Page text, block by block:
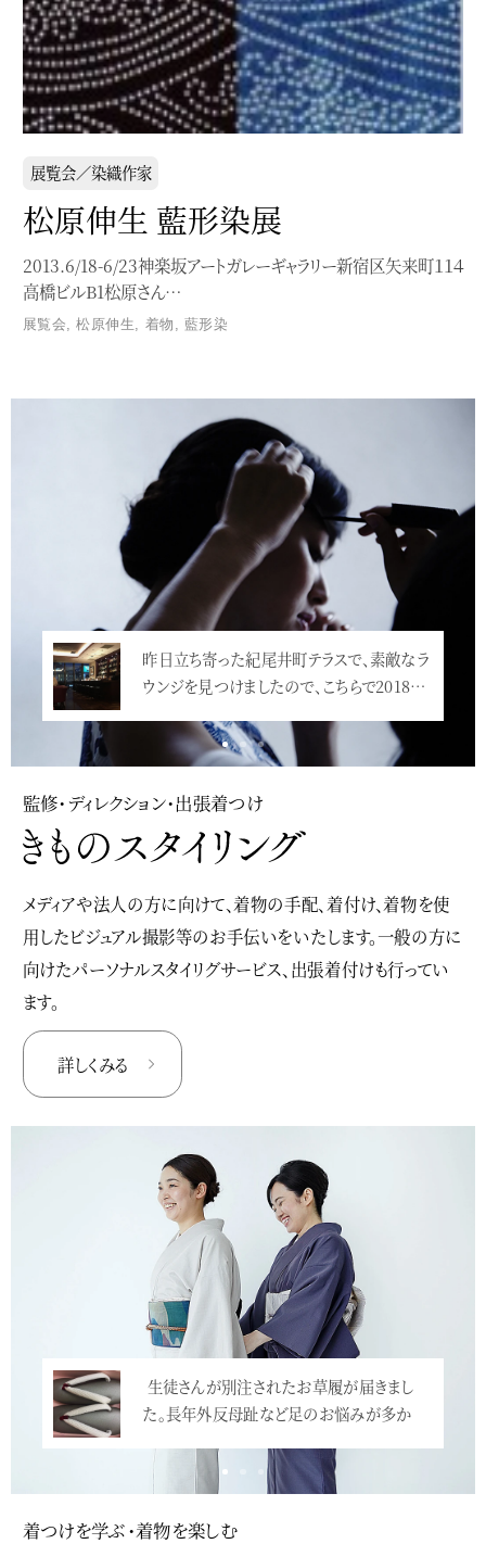
展覧会／染織作家
松原伸生 藍形染展
2013.6/18-6/23神楽坂アートガレーギャラリー新宿区矢来町１１４
高橋ビルB1松原さん…
展覧会 ,松原伸生 着物 藍形染
Service
監修・ディレクション・出張着つけ
メディアや法人の方に向けて、着物の手配、着付け、着物を使
用したビジュアル撮影等のお手伝いをいたします。一般の方に
向けたパーソナルスタイリグサービス、出張着付けも行ってい
ます。
詳しくみる
昨日立ち寄った紀尾井町テラスで、素敵なラ
ウンジを見つけましたので、こちらで2018…
着つけを学ぶ・着物を楽しむ
生徒さんが別注されたお草履が届きまし
た。長年外反母趾など足のお悩みが多か